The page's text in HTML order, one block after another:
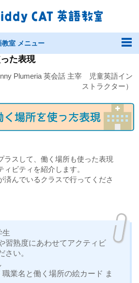
室 メニュー
た表現
Plumeria 英会話 主宰 児童英語イン
ストラクター）
ラスして、働く場所も使った表現
ィビティを紹介します。
済んでいるクラスで行ってくださ
生
習熟度にあわせてアクティビ
さい。
職業名と働く場所の絵カード ま